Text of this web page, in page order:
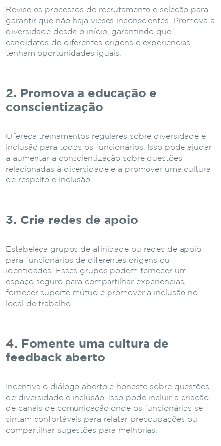
Revise os processos de recrutamento e seleção para
garantir que não haja viéses inconscientes. Promova a
diversidade desde o início, garantindo que
candidatos de diferentes origens e experiências
tenham oportunidades iguais.
2. Promova a educação e
conscientização
Ofereça treinamentos regulares sobre diversidade e
inclusão para todos os funcionários. Isso pode ajudar
a aumentar a conscientização sobre questões
relacionadas à diversidade e a promover uma cultura
de respeito e inclusão.
3. Crie redes de apoio
Estabeleça grupos de afinidade ou redes de apoio
para funcionários de diferentes origens ou
identidades. Esses grupos podem fornecer um
espaço seguro para compartilhar experiências,
fornecer suporte mútuo e promover a inclusão no
local de trabalho.
4. Fomente uma cultura de
feedback aberto
Incentive o diálogo aberto e honesto sobre questões
de diversidade e inclusão. Isso pode incluir a criação
de canais de comunicação onde os funcionários se
sintam confortáveis ​​para relatar preocupações ou
compartilhar sugestões para melhorias.